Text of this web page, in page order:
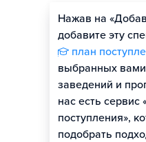
Нажав на
добавите эту
план
выбранных
заведений и
нас есть
поступления»,
подобрать